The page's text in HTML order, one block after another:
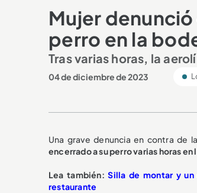
Mujer
perro en la
Tras varias horas, la
04 de diciembre de 2023
Una grave denuncia en contra de
encerrado a su perro varias horas
Lea también:Silla de montar y
restaurante